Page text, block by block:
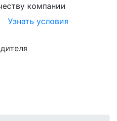
компании
Узнать условия